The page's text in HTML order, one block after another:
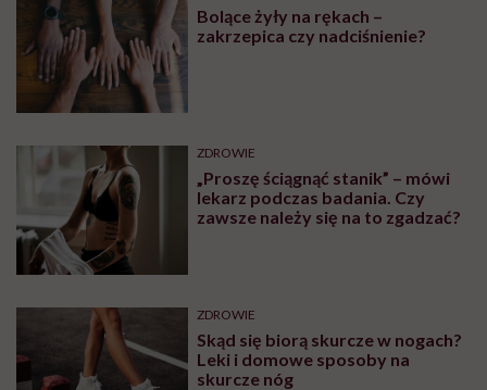
Bolące żyły na rękach –
zakrzepica czy nadciśnienie?
ZDROWIE
„Proszę ściągnąć stanik” – mówi
lekarz podczas badania. Czy
zawsze należy się na to zgadzać?
ZDROWIE
Skąd się biorą skurcze w nogach?
Leki i domowe sposoby na
skurcze nóg